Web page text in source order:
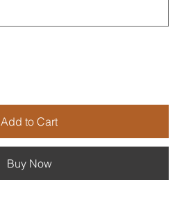
Add to Cart
Buy Now